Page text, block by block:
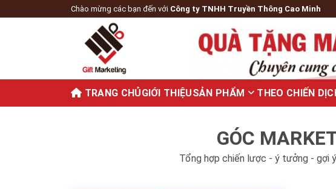
Chào mừng các bạn đến với Công ty TNHH Truyền Thông Cao Minh
TRANG CHỦGIỚI THIỆUSẢN PHẨM THEO CHIẾN
GÓC
Tổng hợp chiến lược - ý tưởng - gợi